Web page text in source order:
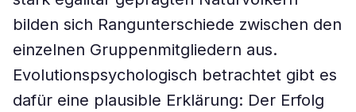
bilden sich Rangunterschiede zwischen den
einzelnen Gruppenmitgliedern aus.
Evolutionspsychologisch betrachtet gibt es
dafür eine plausible Erklärung: Der Erfolg